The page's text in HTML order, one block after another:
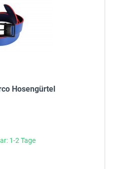
Hosengürtel
1-2 Tage